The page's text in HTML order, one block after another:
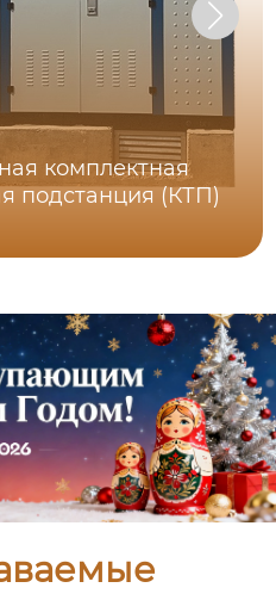
комплектная
подстанция (КТП)